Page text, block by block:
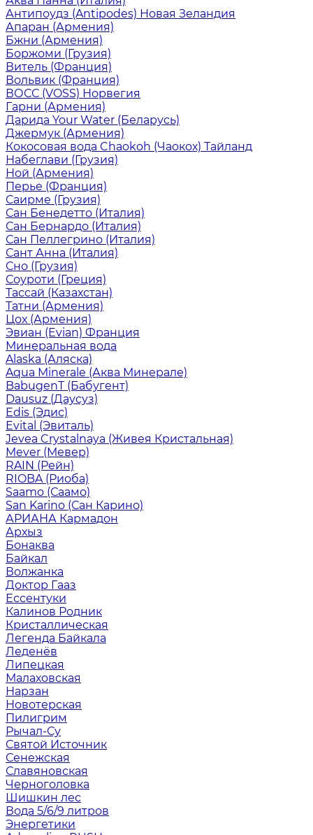
Антипоудз (Antipodes) Новая Зеландия
Апаран (Армения)
Бжни (Армения)
Боржоми (Грузия)
Витель (Франция)
Вольвик (Франция)
ВОСС (VOSS) Норвегия
Гарни (Армения)
Дарида Your Water (Беларусь)
Джермук (Армения)
Кокосовая вода Chaokoh (Чаокох) Тайланд
Набеглави (Грузия)
Ной (Армения)
Перье (Франция)
Саирме (Грузия)
Сан Бенедетто (Италия)
Сан Бернардо (Италия)
Сан Пеллегрино (Италия)
Сант Анна (Италия)
Сно (Грузия)
Соуроти (Греция)
Тассай (Казахстан)
Татни (Армения)
Цох (Армения)
Эвиан (Evian) Франция
Минеральная вода
Alaska (Аляска)
Aqua Minerale (Аква Минерале)
BabugenT (Бабугент)
Dausuz (Даусуз)
Edis (Эдис)
Evital (Эвиталь)
Jevea Crystalnaya (Живея Кристальная)
Mever (Мевер)
RAIN (Рейн)
RIOBA (Риоба)
Saamo (Саамо)
San Karino (Сан Карино)
АРИАНА Кармадон
Архыз
Бонаква
Байкал
Волжанка
Доктор Гааз
Ессентуки
Калинов Родник
Кристаллическая
Легенда Байкала
Леденёв
Липецкая
Малаховская
Нарзан
Новотерская
Пилигрим
Рычал-Су
Святой Источник
Сенежская
Славяновская
Черноголовка
Шишкин лес
Вода 5/6/9 литров
Энергетики